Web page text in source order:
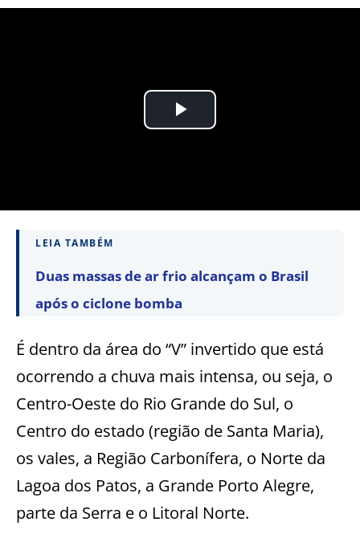
LEIA TAMBÉM
Duas massas de ar frio alcançam o Brasil
após o ciclone bomba
É dentro da área do “V” invertido que está
ocorrendo a chuva mais intensa, ou seja, o
Centro-Oeste do Rio Grande do Sul, o
Centro do estado (região de Santa Maria),
os vales, a Região Carbonífera, o Norte da
Lagoa dos Patos, a Grande Porto Alegre,
parte da Serra e o Litoral Norte.